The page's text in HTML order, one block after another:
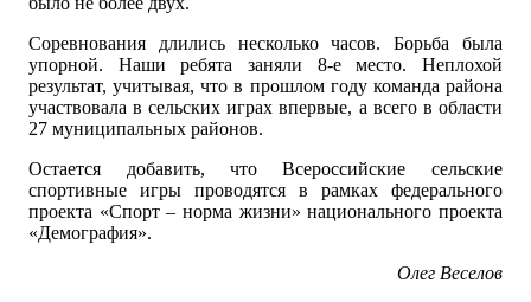
Соревнования длились несколько часов. Борьба была
упорной. Наши ребята заняли 8-е место. Неплохой
результат, учитывая, что в прошлом году команда района
участвовала в сельских играх впервые, а всего в области
27 муниципальных районов.
Остается добавить, что Всероссийские сельские
спортивные игры проводятся в рамках федерального
проекта «Спорт – норма жизни» национального проекта
«Демография».
Олег Веселов